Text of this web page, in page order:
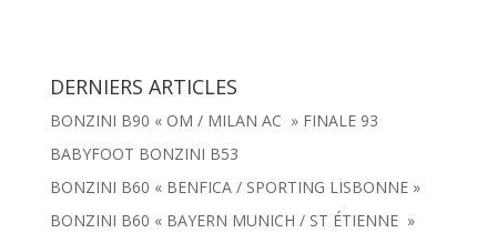
DERNIERS ARTICLES
BONZINI B90 « OM / MILAN AC » FINALE 93
BABYFOOT BONZINI B53
BONZINI B60 « BENFICA / SPORTING LISBONNE »
BONZINI B60 « BAYERN MUNICH / ST ÉTIENNE »